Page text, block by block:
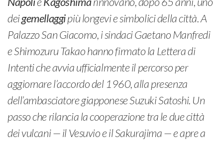
deigemellaggipiù longevi e simbolici della città. A
Palazzo San Giacomo, i sindaci Gaetano Manfredi
e Shimozuru Takao hanno firmato la Lettera di
Intenti che avvia ufficialmente il percorso per
aggiornare l’accordo del 1960, alla presenza
dell’ambasciatore giapponese Suzuki Satoshi. Un
passo che rilancia la cooperazione tra le due città
dei vulcani — il Vesuvio e il Sakurajima — e apre a